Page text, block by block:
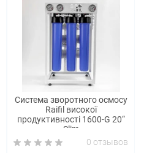
Система зворотного осмосу
Raifil високої
продуктивності 1600-G 20“
Slim
0 отзывов